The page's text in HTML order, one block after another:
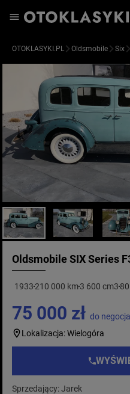
OTOKLASYKI.PL Oldsmobile Six
Oldsmobile SIX Series
1933210 000 km3 600 cm3
75 000 zł do
Lokalizacja: Wielogóra
Sprzedający: Jarek